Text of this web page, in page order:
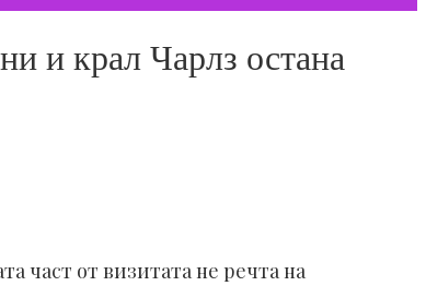
и крал Чарлз остана
част от визитата не речта на